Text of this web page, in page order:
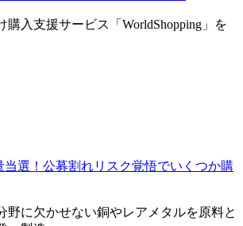
購入支援サービス「WorldShopping」を
当選！公募割れリスク覚悟でいくつか購
野に欠かせない銅やレアメタルを原料と